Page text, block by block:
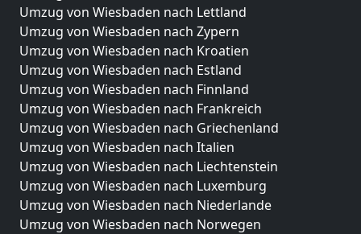
Umzug von Wiesbaden nach Lettland
Umzug von Wiesbaden nach Zypern
Umzug von Wiesbaden nach Kroatien
Umzug von Wiesbaden nach Estland
Umzug von Wiesbaden nach Finnland
Umzug von Wiesbaden nach Frankreich
Umzug von Wiesbaden nach Griechenland
Umzug von Wiesbaden nach Italien
Umzug von Wiesbaden nach Liechtenstein
Umzug von Wiesbaden nach Luxemburg
Umzug von Wiesbaden nach Niederlande
Umzug von Wiesbaden nach Norwegen